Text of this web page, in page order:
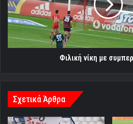
Φιλική νίκη με
Σχετικά Άρθρα